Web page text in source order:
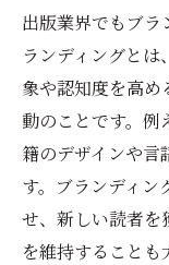
出版業界でもブラ
ランディングと
象や認知度を高め
動のことです。例
籍のデザインや言
す。ブランディン
せ、新しい読者を
を維持することも